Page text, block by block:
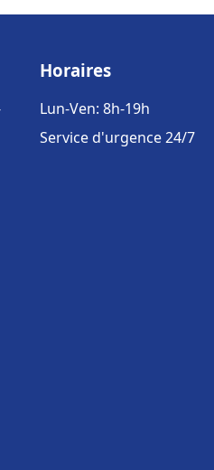
Horaires
Lun-Ven: 8h-19h
Service d'urgence 24/7